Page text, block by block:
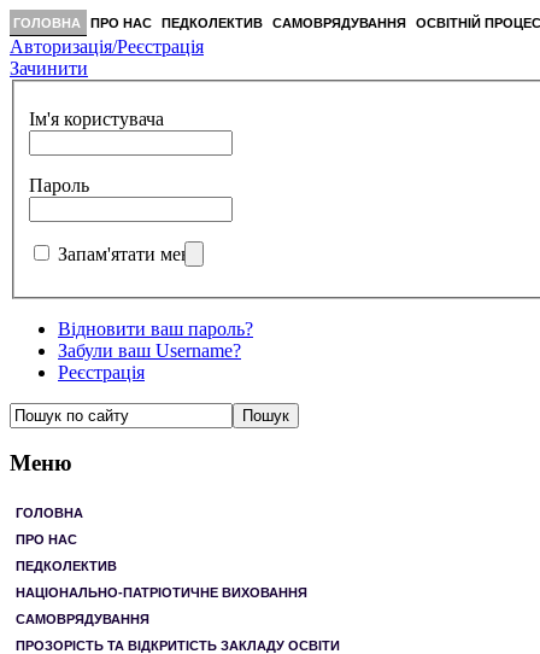
ГОЛОВНА ПРО НАС ПЕДКОЛЕКТИВ САМОВРЯДУВАННЯ ОСВІТНІЙ ПРОЦЕС
Авторизація/Реєстрація
Зачинити
Ім'я користувача
Пароль
Запам'ятати мене
Відновити ваш пароль?
Забули ваш Username?
Реєстрація
Меню
ГОЛОВНА
ПРО НАС
ПЕДКОЛЕКТИВ
НАЦІОНАЛЬНО-ПАТРІОТИЧНЕ ВИХОВАННЯ
САМОВРЯДУВАННЯ
ПРОЗОРІСТЬ ТА ВІДКРИТІСТЬ ЗАКЛАДУ ОСВІТИ